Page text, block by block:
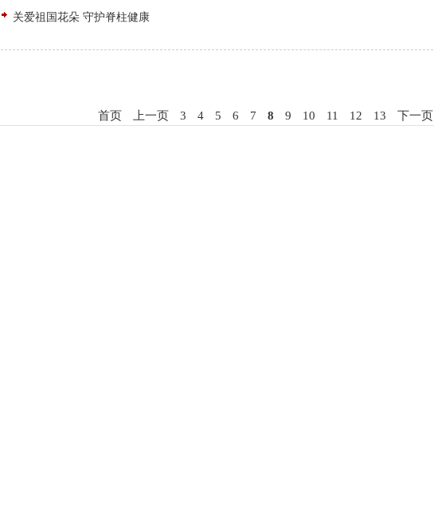
关爱祖国花朵 守护脊柱健康
首页 上一页 3 4 5 6 7 8 9 10 11 12 13 下一页